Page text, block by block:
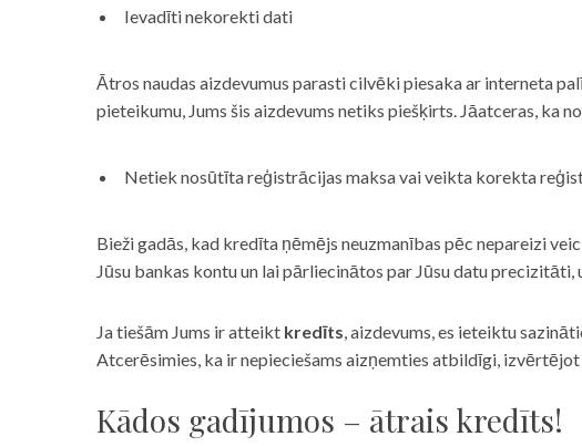
Ievadīti nekorekti dati
Ātros naudas aizdevumus parasti cilvēki piesaka ar interneta
pieteikumu, Jums šis aizdevums netiks piešķirts. Jāatceras, ka
Netiek nosūtīta reģistrācijas maksa vai veikta korekta
Bieži gadās, kad kredīta ņēmējs neuzmanības pēc nepareizi
Jūsu bankas kontu un lai pārliecinātos par Jūsu datu
Ja tiešām Jums ir atteikt kredīts, aizdevums, es ieteiktu
Atcerēsimies, ka ir nepieciešams aizņemties atbildīgi, izvērtējot
Kādos gadījumos – ātrais kredīts!